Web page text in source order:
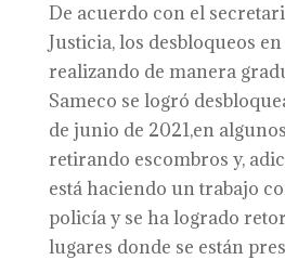
De acuerdo con el
Justicia, los desbloqueos
realizando de manera
Sameco se logró
de junio de 2021,en
retirando escombros y,
está haciendo un trabajo
policía y se ha logrado
lugares donde se están